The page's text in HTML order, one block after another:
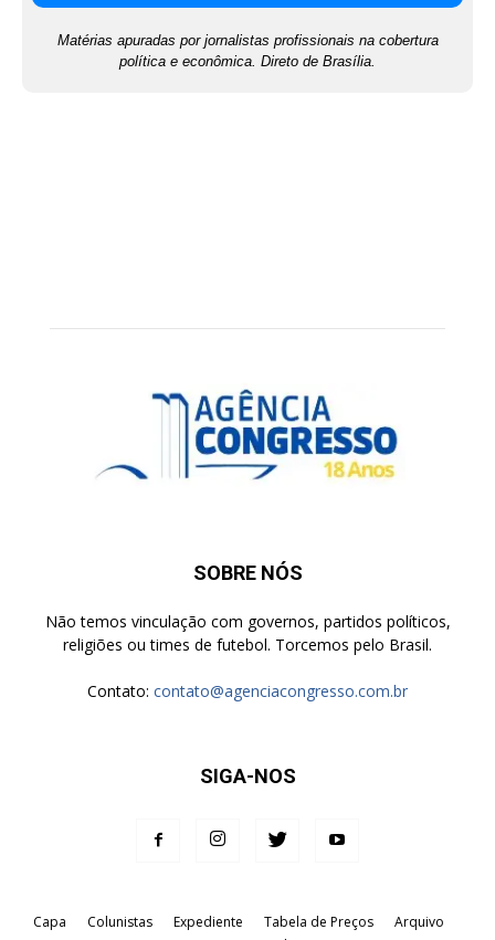
Matérias apuradas por jornalistas profissionais na cobertura
política e econômica. Direto de Brasília.
SOBRE NÓS
Não temos vinculação com governos, partidos políticos,
religiões ou times de futebol. Torcemos pelo Brasil.
Contato: contato@agenciacongresso.com.br
SIGA-NOS
Capa Colunistas Expediente Tabela de Preços
Arquivo